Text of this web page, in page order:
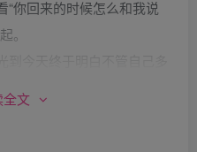
“你回来的时候怎么和我说
。
全文